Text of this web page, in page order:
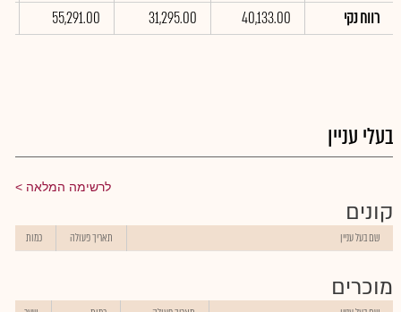
רווח נקי
40,133.00
31,295.00
55,291.00
בעלי עניין
לרשימה המלאה
קונים
שם בעל עניין תאריך פעולה כמות
מוכרים